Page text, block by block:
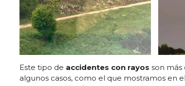
Este tipo de accidentes con rayos son
algunos casos, como el que mostramos en